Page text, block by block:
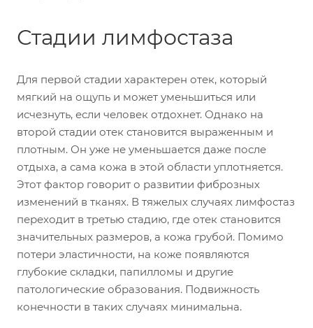
Стадии лимфостаза
Для первой стадии характерен отек, который
мягкий на ощупь и может уменьшиться или
исчезнуть, если человек отдохнет. Однако на
второй стадии отек становится выраженным и
плотным. Он уже не уменьшается даже после
отдыха, а сама кожа в этой области уплотняется.
Этот фактор говорит о развитии фиброзных
изменений в тканях. В тяжелых случаях лимфостаз
переходит в третью стадию, где отек становится
значительных размеров, а кожа грубой. Помимо
потери эластичности, на коже появляются
глубокие складки, папилломы и другие
патологические образования. Подвижность
конечности в таких случаях минимальна.